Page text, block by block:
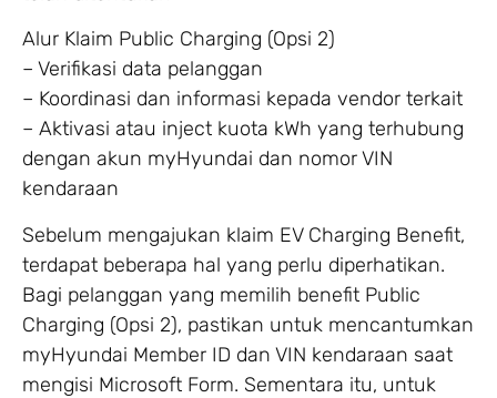
Alur Klaim Public Charging (Opsi 2)
– Verifikasi data pelanggan
– Koordinasi dan informasi kepada vendor terkait
– Aktivasi atau inject kuota kWh yang terhubung
dengan akun myHyundai dan nomor VIN
kendaraan
Sebelum mengajukan klaim EV Charging Benefit,
terdapat beberapa hal yang perlu diperhatikan.
Bagi pelanggan yang memilih benefit Public
Charging (Opsi 2), pastikan untuk mencantumkan
myHyundai Member ID dan VIN kendaraan saat
mengisi Microsoft Form. Sementara itu, untuk